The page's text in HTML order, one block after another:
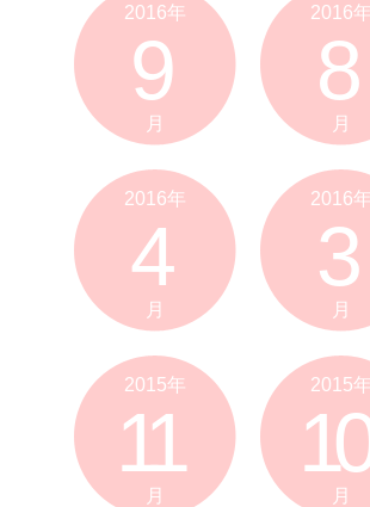
2016年
9
月
2016
8
月
2016年
4
月
2016
3
月
2015年
11
月
2015
10
月